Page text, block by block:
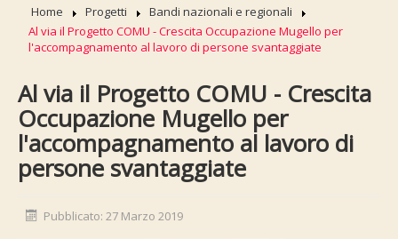
Home Progetti
Bandi nazionali e regionali
Al via il Progetto COMU - Crescita Occupazione Mugello per
l'accompagnamento al lavoro di persone svantaggiate
Al via il Progetto COMU - Crescita
Occupazione Mugello per
l'accompagnamento al lavoro di
persone svantaggiate
Pubblicato: 27 Marzo 2019